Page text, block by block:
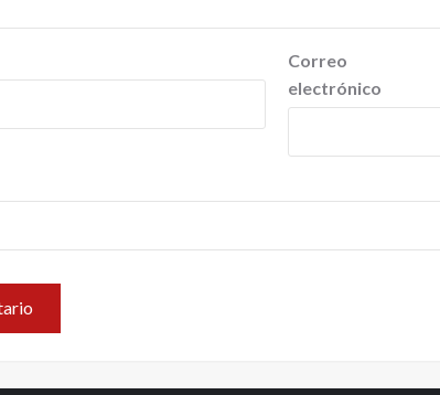
Correo
electrónico